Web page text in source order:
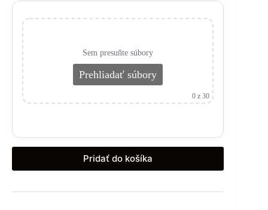
Sem presuňte súbory
Prehliadať súbory
0 z 30
Pridať do košíka